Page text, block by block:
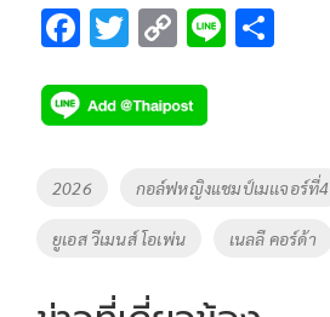
F
e
b
o
o
k
T
tt
er
C
p
y
Li
k
Li
Tags
2026 กอล์ฟหญิงแชมป์เมเเจอร์ที่4
ยูเอส วีเมนส์ โอเพ่น เนลลี คอร์ด้า